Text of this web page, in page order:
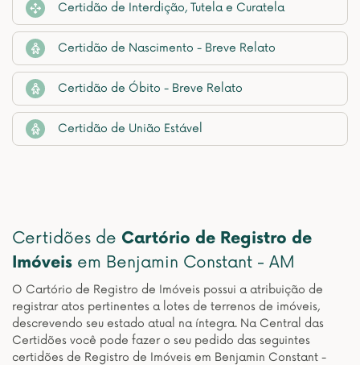
Certidão de Interdição, Tutela e Curatela
Certidão de Nascimento - Breve Relato
Certidão de Óbito - Breve Relato
Certidão de União Estável
Certidões de Cartório de Registro de
Imóveis em Benjamin Constant - AM
O Cartório de Registro de Imóveis possui a atribuição de
registrar atos pertinentes a lotes de terrenos de imóveis,
descrevendo seu estado atual na íntegra. Na Central das
Certidões você pode fazer o seu pedido das seguintes
certidões de Registro de Imóveis em Benjamin Constant -